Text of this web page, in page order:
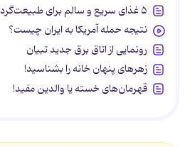
۵ غذای سریع و سالم برای طبیعت‌گردی
نتیجه حمله آمریکا به ایران چیست؟
رونمایی از اتاق برق جدید تبیان
زهرهای پنهان خانه را بشناسید!
قهرمان‌های خسته یا والدین مفید!